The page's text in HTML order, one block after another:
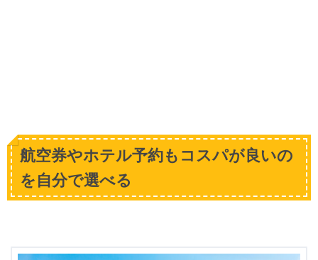
航空券やホテル予約もコスパが良いの
を自分で選べる